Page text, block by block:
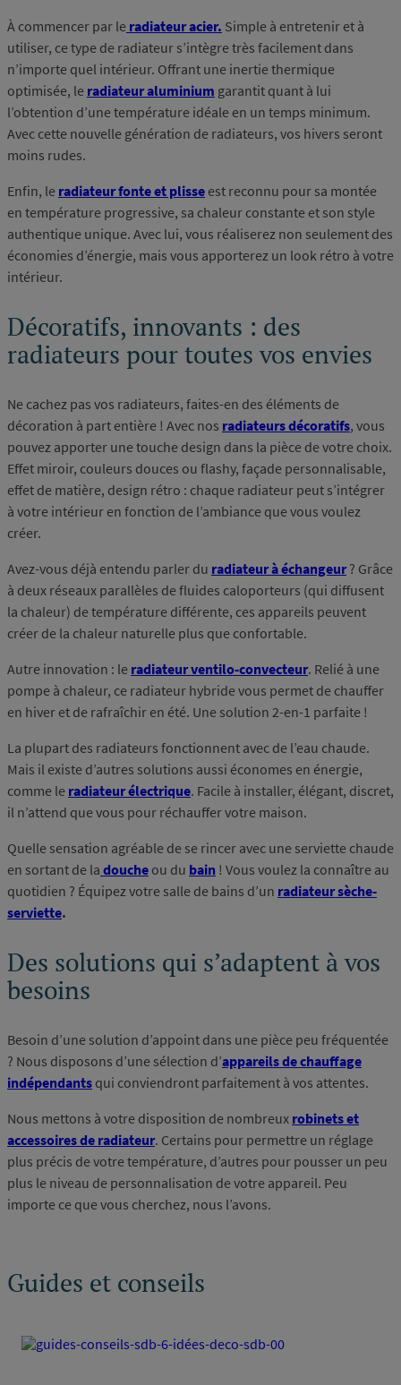
À commencer par le radiateur acier. Simple à entretenir et à
utiliser, ce type de radiateur s’intègre très facilement dans
n’importe quel intérieur. Offrant une inertie thermique
optimisée, le radiateur aluminium garantit quant à lui
l’obtention d’une température idéale en un temps minimum.
Avec cette nouvelle génération de radiateurs, vos hivers seront
moins rudes.
Enfin, le radiateur fonte et plisse est reconnu pour sa montée
en température progressive, sa chaleur constante et son style
authentique unique. Avec lui, vous réaliserez non seulement des
économies d’énergie, mais vous apporterez un look rétro à votre
intérieur.
Décoratifs, innovants : des
radiateurs pour toutes vos envies
Ne cachez pas vos radiateurs, faites-en des éléments de
décoration à part entière ! Avec nos radiateurs décoratifs, vous
pouvez apporter une touche design dans la pièce de votre choix.
Effet miroir, couleurs douces ou flashy, façade personnalisable,
effet de matière, design rétro : chaque radiateur peut s’intégrer
à votre intérieur en fonction de l’ambiance que vous voulez
créer.
Avez-vous déjà entendu parler du radiateur à échangeur ? Grâce
à deux réseaux parallèles de fluides caloporteurs (qui diffusent
la chaleur) de température différente, ces appareils peuvent
créer de la chaleur naturelle plus que confortable.
Autre innovation : le radiateur ventilo-convecteur. Relié à une
pompe à chaleur, ce radiateur hybride vous permet de chauffer
en hiver et de rafraîchir en été. Une solution 2-en-1 parfaite !
La plupart des radiateurs fonctionnent avec de l’eau chaude.
Mais il existe d’autres solutions aussi économes en énergie,
comme le radiateur électrique. Facile à installer, élégant, discret,
il n’attend que vous pour réchauffer votre maison.
Quelle sensation agréable de se rincer avec une serviette chaude
en sortant de la douche ou du bain ! Vous voulez la connaître au
quotidien ? Équipez votre salle de bains d’un radiateur sèche-
serviette.
Des solutions qui s’adaptent à vos
besoins
Besoin d’une solution d’appoint dans une pièce peu fréquentée
? Nous disposons d’une sélection d’appareils de chauffage
indépendants qui conviendront parfaitement à vos attentes.
Nous mettons à votre disposition de nombreux robinets et
accessoires de radiateur. Certains pour permettre un réglage
plus précis de votre température, d’autres pour pousser un peu
plus le niveau de personnalisation de votre appareil. Peu
importe ce que vous cherchez, nous l’avons.
Guides et conseils